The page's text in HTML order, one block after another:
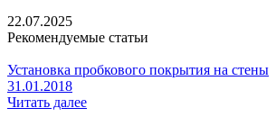
22.07.2025
Рекомендуемые статьи
Установка пробкового покрытия на стены
31.01.2018
Читать далее